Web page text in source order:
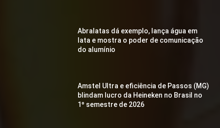
Abralatas dá exemplo, lança água em
lata e mostra o poder de comunicação
do alumínio
Amstel Ultra e eficiência de Passos (MG)
blindam lucro da Heineken no Brasil no
1º semestre de 2026